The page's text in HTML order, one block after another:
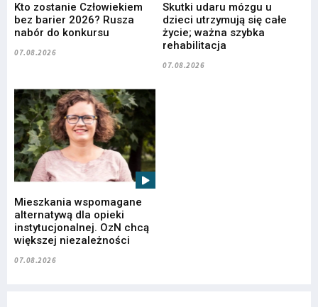
Kto zostanie Człowiekiem
bez barier 2026? Rusza
nabór do konkursu
07.08.2026
Skutki udaru mózgu u
dzieci utrzymują się całe
życie; ważna szybka
rehabilitacja
07.08.2026
Mieszkania wspomagane
alternatywą dla opieki
instytucjonalnej. OzN chcą
większej niezależności
07.08.2026